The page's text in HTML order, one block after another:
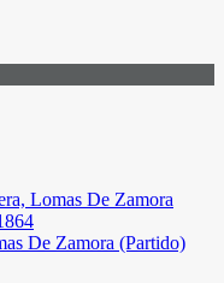
De Zamora (Partido)